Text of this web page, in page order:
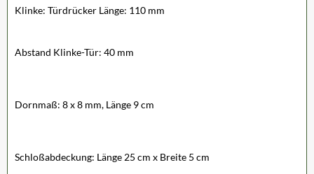
Klinke: Türdrücker Länge: 110 mm
Abstand Klinke-Tür: 40 mm
Dornmaß: 8 x 8 mm, Länge 9 cm
Schloßabdeckung: Länge 25 cm x Breite 5 cm